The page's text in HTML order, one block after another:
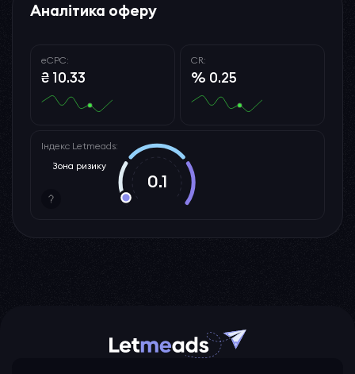
Аналітика оферу
eCPC:
₴ 10.33
CR:
% 0.25
Індекс Letmeads:
Зона ризику
0.1